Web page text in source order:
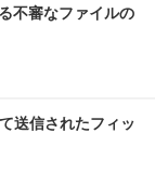
不審なファイルの
送信されたフィッ